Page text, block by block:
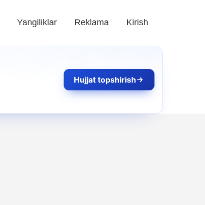
Yangiliklar Reklama Kirish
Hujjat topshirish